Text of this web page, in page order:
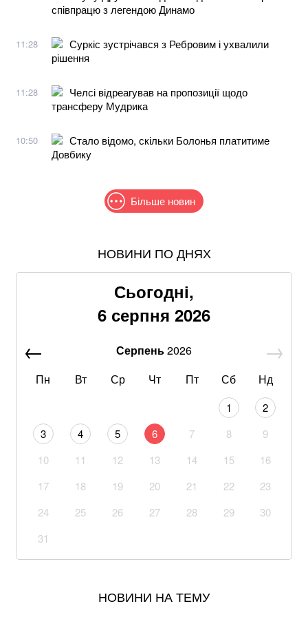
співпрацю з легендою Динамо
11:28
Суркіс зустрічався з Ребровим і ухвалили
рішення
11:28
Челсі відреагував на пропозиції щодо
трансферу Мудрика
10:50
Стало відомо, скільки Болонья платитиме
Довбику
Більше новин
Знищені печі, склади та роки роботи: що
Без води не вижити: Шмигаль розкрив, куди планує
Ракетний удар по Київщині знищив склади великих
З 28 ракет – жодної збитої: Повітряні сили ЗСУ
Не лишилось ні стін, ні одягу: балістика РФ знищила
склади PUMA та INTERTOP
Понад 20 років шукав і повертав тіла полеглих
воїнів. Загинув Олексій Юков – керівник пошукового
Залучили авіацію та пожежників із сусідніх регіонів:
Як отримати статус особи з інвалідністю внаслідок
НОВИНИ ПО ДНЯХ
Сьогодні,
6 серпня 2026
Серпень2026
Пн
Вт Ср Чт Пт Сб Нд
1
2
3
4 5 6 7 8
9
10
11 12 13 14 15
16
17
18 19 20 21 22
23
24
25 26 27 28 29
30
31
НОВИНИ НА ТЕМУ